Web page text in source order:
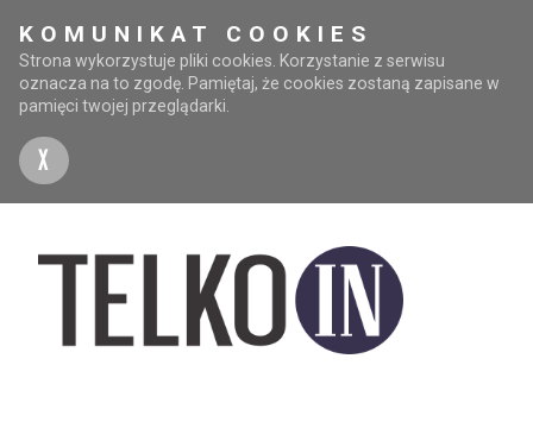
KOMUNIKAT COOKIES
Strona wykorzystuje pliki cookies. Korzystanie z serwisu
oznacza na to zgodę. Pamiętaj, że cookies zostaną zapisane w
pamięci twojej przeglądarki.
X